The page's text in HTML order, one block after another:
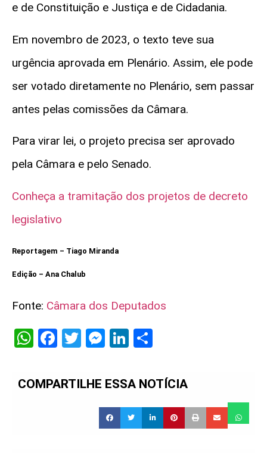
e de Constituição e Justiça e de Cidadania.
Em novembro de 2023, o texto teve sua
urgência aprovada em Plenário. Assim, ele pode
ser votado diretamente no Plenário, sem passar
antes pelas comissões da Câmara.
Para virar lei, o projeto precisa ser aprovado
pela Câmara e pelo Senado.
Conheça a tramitação dos projetos de decreto
legislativo
Reportagem – Tiago Miranda
Edição – Ana Chalub
Fonte: Câmara dos Deputados
WhatsApp
Facebook
Twitter
Messenger
LinkedIn
COMPARTILHE ESSA NOTÍCIA